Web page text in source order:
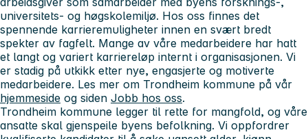
universitets- og høgskolemiljø. Hos oss finnes det
spennende karrieremuligheter innen en svært bredt
spekter av fagfelt. Mange av våre medarbeidere har hatt
et langt og variert karriereløp internt i organisasjonen. Vi
er stadig på utkikk etter nye, engasjerte og motiverte
medarbeidere. Les mer om Trondheim kommune på vår
hjemmeside og siden Jobb hos oss.
Trondheim kommune legger til rette for mangfold, og våre
ansatte skal gjenspeile byens befolkning. Vi oppfordrer